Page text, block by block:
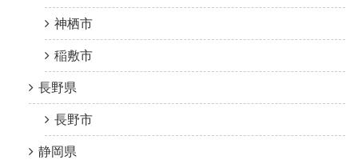
神栖市
稲敷市
長野県
長野市
静岡県